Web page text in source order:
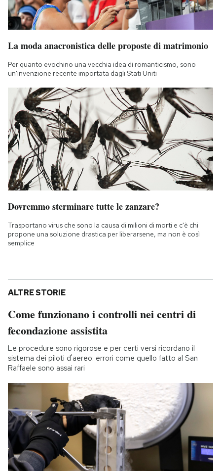
La moda anacronistica delle proposte di matrimonio
Per quanto evochino una vecchia idea di romanticismo, sono
un'invenzione recente importata dagli Stati Uniti
Dovremmo sterminare tutte le zanzare?
Trasportano virus che sono la causa di milioni di morti e c'è chi
propone una soluzione drastica per liberarsene, ma non è così
semplice
ALTRE STORIE
Come funzionano i controlli nei centri di
fecondazione assistita
Le procedure sono rigorose e per certi versi ricordano il
sistema dei piloti d'aereo: errori come quello fatto al San
Raffaele sono assai rari